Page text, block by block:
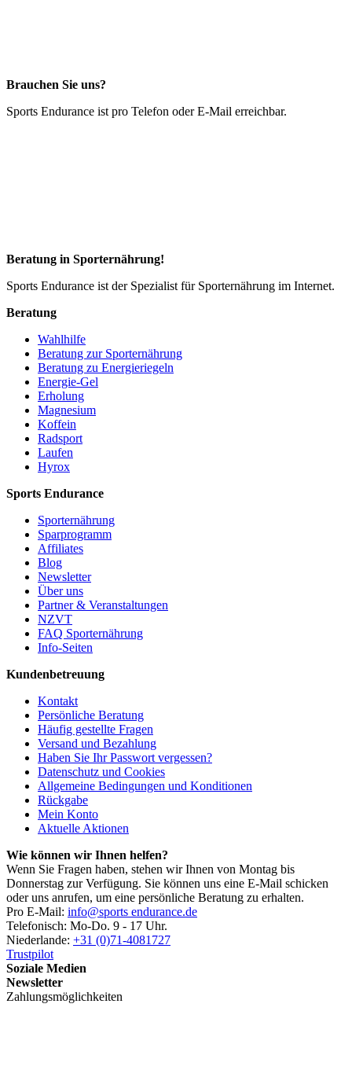
Brauchen Sie uns?
Sports Endurance ist pro Telefon oder E-Mail erreichbar.
Beratung in Sporternährung!
Sports Endurance ist der Spezialist für Sporternährung im Internet.
Beratung
Wahlhilfe
Beratung zur Sporternährung
Beratung zu Energieriegeln
Energie-Gel
Erholung
Magnesium
Koffein
Radsport
Laufen
Hyrox
Sports Endurance
Sporternährung
Sparprogramm
Affiliates
Blog
Newsletter
Über uns
Partner & Veranstaltungen
NZVT
FAQ Sporternährung
Info-Seiten
Kundenbetreuung
Kontakt
Persönliche Beratung
Häufig gestellte Fragen
Versand und Bezahlung
Haben Sie Ihr Passwort vergessen?
Datenschutz und Cookies
Allgemeine Bedingungen und Konditionen
Rückgabe
Mein Konto
Aktuelle Aktionen
Wie können wir Ihnen helfen?
Wenn Sie Fragen haben, stehen wir Ihnen von Montag bis
Donnerstag zur Verfügung. Sie können uns eine E-Mail schicken
oder uns anrufen, um eine persönliche Beratung zu erhalten.
Pro E-Mail: info@sports endurance.de
Telefonisch: Mo-Do. 9 - 17 Uhr.
Niederlande: +31 (0)71-4081727
Trustpilot
Soziale Medien
Newsletter
Zahlungsmöglichkeiten